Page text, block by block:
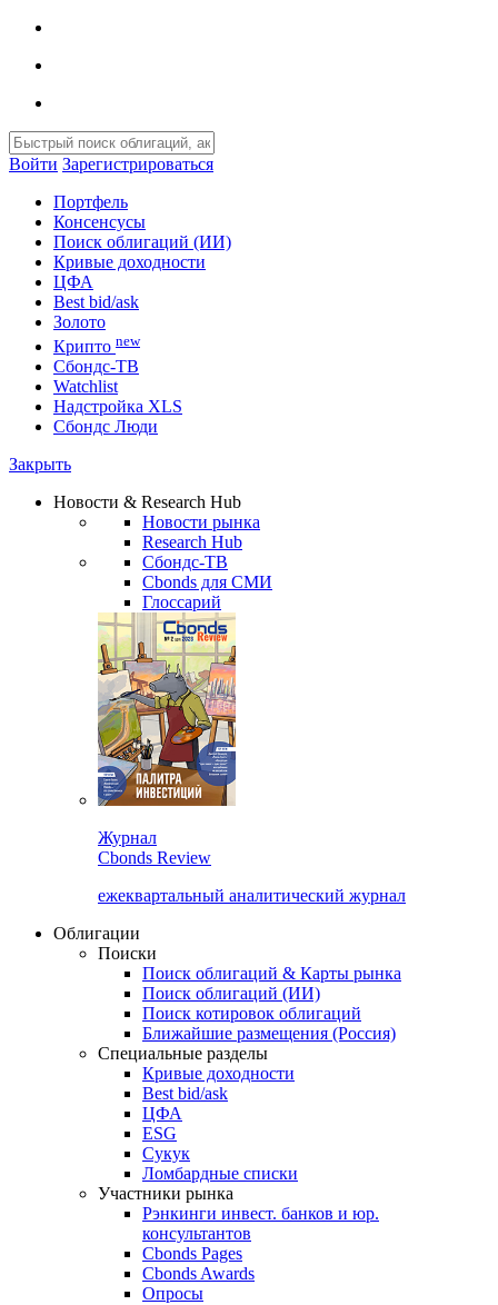
Войти Зарегистрироваться
Портфель
Консенсусы
Поиск облигаций (ИИ)
Кривые доходности
ЦФА
Best bid/ask
Золото
Крипто new
Сбондс-ТВ
Watchlist
Надстройка XLS
Сбондс Люди
Закрыть
Новости & Research Hub
Новости рынка
Research Hub
Сбондс-ТВ
Cbonds для СМИ
Глоссарий
Журнал
Cbonds Review
ежеквартальный аналитический журнал
Облигации
Поиски
Поиск облигаций & Карты рынка
Поиск облигаций (ИИ)
Поиск котировок облигаций
Ближайшие размещения (Россия)
Специальные разделы
Кривые доходности
Best bid/ask
ЦФА
ESG
Сукук
Ломбардные списки
Участники рынка
Рэнкинги инвест. банков и юр.
консультантов
Cbonds Pages
Cbonds Awards
Опросы